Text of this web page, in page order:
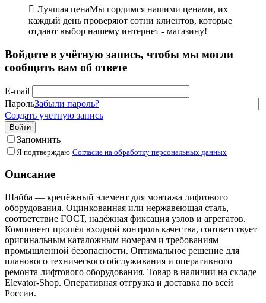
 Лучшая ценаМы гордимся нашими ценами, их
каждый день проверяют сотни клиентов, которые
отдают выбор нашему интернет - магазину!
Войдите в учётную запись, чтобы мы могли
сообщить вам об ответе
E-mail
ПарольЗабыли пароль?
Создать учетную запись
Войти
Запомнить
Я подтверждаю Согласие на обработку персональных данных
Описание
Шайба — крепёжный элемент для монтажа лифтового
оборудования. Оцинкованная или нержавеющая сталь,
соответствие ГОСТ, надёжная фиксация узлов и агрегатов.
Компонент прошёл входной контроль качества, соответствует
оригинальным каталожным номерам и требованиям
промышленной безопасности. Оптимальное решение для
планового технического обслуживания и оперативного
ремонта лифтового оборудования. Товар в наличии на складе
Elevator-Shop. Оперативная отгрузка и доставка по всей
России.